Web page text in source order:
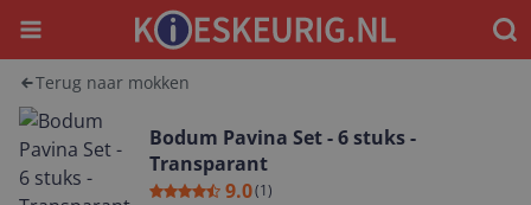
Menu
Terug naar mokken
Bodum Pavina Set - 6 stuks -
Transparant
9.0(1)